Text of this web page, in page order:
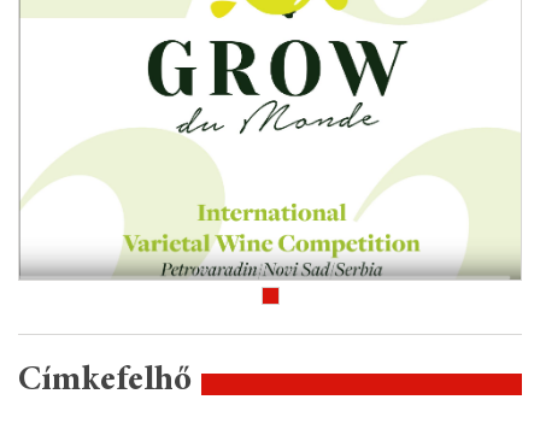
Címkefelhő